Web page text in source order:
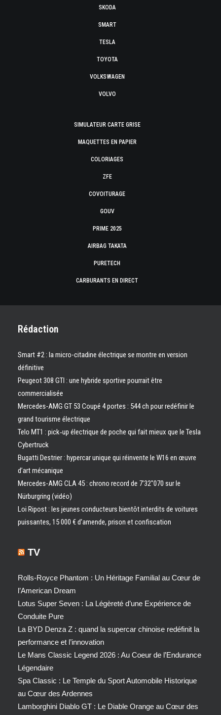
SKODA
SMART
TESLA
TOYOTA
VOLKSWAGEN
VOLVO
SIMULATEUR CARTE GRISE
MAQUETTES EN PAPIER
COLORIAGES
ZFE
COVOITURAGE
GOUV
PRIME 2025
AIRBAG TAKATA
PURETECH
CARBURANTS EN DIRECT
Rédaction
Smart #2 : la micro-citadine électrique se montre en version
définitive
Peugeot 308 GTI : une hybride sportive pourrait être
commercialisée
Mercedes-AMG GT 53 Coupé 4 portes : 544 ch pour redéfinir le
grand tourisme électrique
Telo MT1 : pick‑up électrique de poche qui fait mieux que le Tesla
Cybertruck
Bugatti Destrier : hypercar unique qui réinvente le W16 en œuvre
d’art mécanique
Mercedes-AMG CLA 45 : chrono record de 7’32″070 sur le
Nürburgring (vidéo)
Loi Ripost : les jeunes conducteurs bientôt interdits de voitures
puissantes, 15 000 € d’amende, prison et confiscation
TV
Rolls-Royce Phantom : Un Héritage Familial au Cœur de
l’American Dream
Lotus Super Seven : La Légèreté d’une Expérience de
Conduite Pure
La BYD Denza Z : quand la supercar chinoise redéfinit la
performance et l’innovation
Le Mans Classic Legend 2026 : Au Coeur de l’Endurance
Légendaire
Spa Classic : Le Temple du Sport Automobile Historique
au Cœur des Ardennes
Lamborghini Diablo GT : Le Diable Orange au Cœur des